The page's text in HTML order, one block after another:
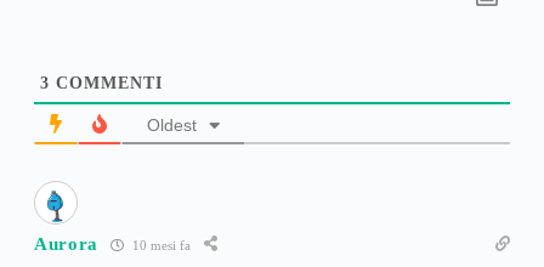
3 COMMENTI
Oldest
Aurora 10 mesi fa